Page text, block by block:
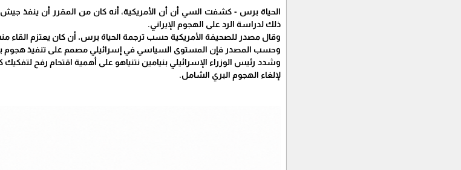
الحياة برس - كشفت السي أن أن الأمريكية، أنه كان من المقرر أن ينفذ جيش
ذلك لدراسة الرد على الهجوم الإيراني.
وقال مصدر للصحيفة الأمريكية حسب ترجمة الحياة برس، أن كان يعتزم القاء
وحسب المصدر فإن المستوى السياسي في إسرائيلي مصمم على تنفيذ هجوم
وشدد رئيس الوزراء الإسرائيلي بنيامين نتنياهو على أهمية اقتحام رفح
لإلغاء الهجوم البري الشامل.